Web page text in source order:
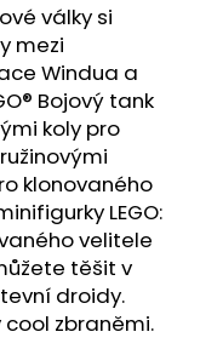
války si
mezi
Windua a
Bojový tank
koly pro
klonovaného
LEGO:
velitele
těšit v
droidy.
zbraněmi.